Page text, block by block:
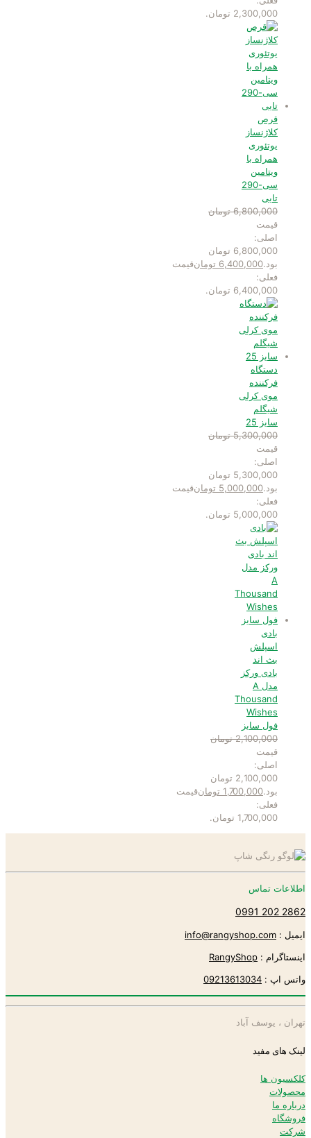
2,300,000 تومان.
قرص
کلاژنساز
یوتئوری
همراه با
ویتامین
سی-290
تایی
6,800,000 تومان
قیمت
اصلی:
6,800,000 تومان
بود.6,400,000 تومانقیمت
فعلی:
6,400,000 تومان.
دستگاه
فرکننده
موی کرلی
شیگلم
سایز 25
5,300,000 تومان
قیمت
اصلی:
5,300,000 تومان
بود.5,000,000 تومانقیمت
فعلی:
5,000,000 تومان.
بادی
اسپلش
بث اند
بادی ورکز
مدل A
Thousand
Wishes
فول سایز
2,100,000 تومان
قیمت
اصلی:
2,100,000 تومان
بود.1,700,000 تومانقیمت
فعلی:
1,700,000 تومان.
اطلاعات تماس
2862 202 0991
ایمیل : info@rangyshop.com
اینستاگرام : RangyShop
واتس اپ : 09213613034
تهران ، یوسف آباد
لینک های مفید
کلکسیون ها
محصولات
درباره ما
فروشگاه
شرکت